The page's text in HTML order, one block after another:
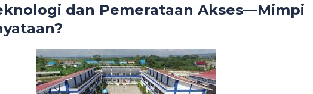
dan Pemerataan Akses—Mimpi